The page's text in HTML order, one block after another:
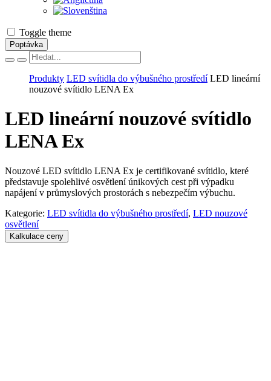
Toggle theme
Poptávka
Vyhľadávanie
Produkty LED svítidla do výbušného prostředí LED lineární
nouzové svítidlo LENA Ex
LED lineární nouzové svítidlo
LENA Ex
Nouzové LED svítidlo LENA Ex je certifikované svítidlo, které
představuje spolehlivé osvětlení únikových cest při výpadku
napájení v průmyslových prostorách s nebezpečím výbuchu.
Kategorie: LED svítidla do výbušného prostředí, LED nouzové
osvětlení
Kalkulace ceny